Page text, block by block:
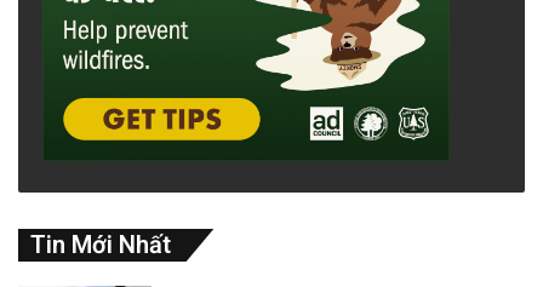
Tin Mới Nhất